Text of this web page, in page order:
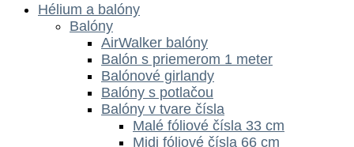
Hélium a balóny
Balóny
AirWalker balóny
Balón s priemerom 1 meter
Balónové girlandy
Balóny s potlačou
Balóny v tvare čísla
Malé fóliové čísla 33 cm
Midi fóliové čísla 66 cm